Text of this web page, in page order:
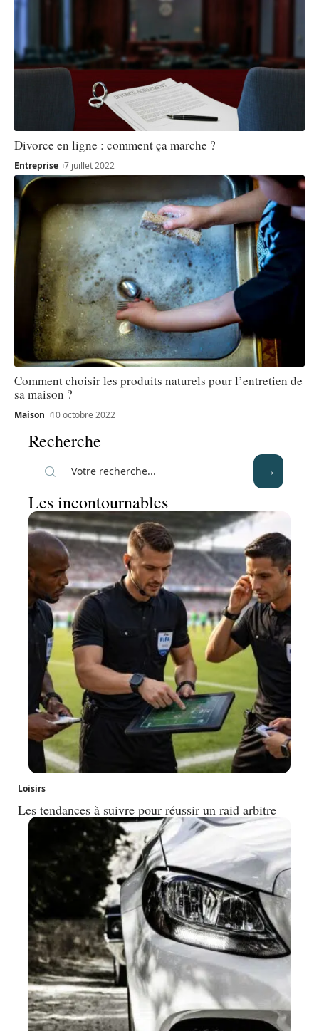
Divorce en ligne : comment ça marche ?
Entreprise 7 juillet 2022
Comment choisir les produits naturels pour l’entretien de
sa maison ?
Maison 10 octobre 2022
Recherche
Les incontournables
Loisirs
Les tendances à suivre pour réussir un raid arbitre